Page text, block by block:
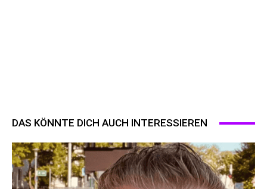
DAS KÖNNTE DICH AUCH INTERESSIEREN